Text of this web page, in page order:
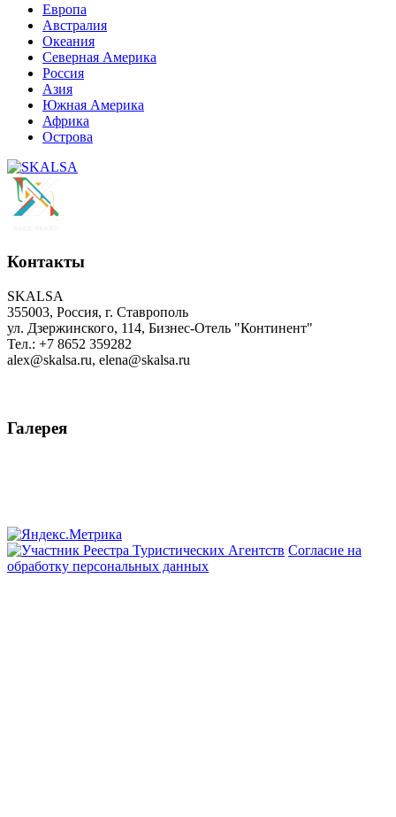
Европа
Австралия
Океания
Северная Америка
Россия
Азия
Южная Америка
Африка
Острова
Контакты
SKALSA
355003, Россия, г. Ставрополь
ул. Дзержинского, 114, Бизнес-Отель "Континент"
Тел.: +7 8652 359282
alex@skalsa.ru, elena@skalsa.ru
Галерея
Согласие на
обработку персональных данных